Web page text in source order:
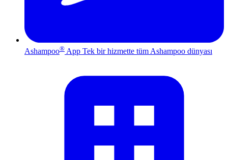
Ashampoo® App Tek bir hizmette tüm Ashampoo dünyası